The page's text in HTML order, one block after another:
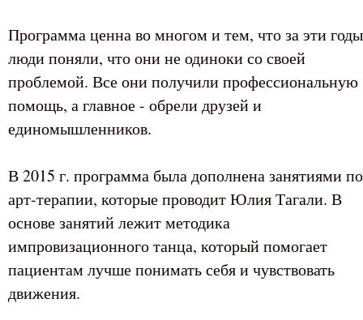
Программа ценна во многом и тем, что за эти годы
люди поняли, что они не одиноки со своей
проблемой. Все они получили профессиональную
помощь, а главное - обрели друзей и
единомышленников.
В 2015 г. программа была дополнена занятиями по
арт-терапии, которые проводит Юлия Тагали. В
основе занятий лежит методика
импровизационного танца, который помогает
пациентам лучше понимать себя и чувствовать
движения.